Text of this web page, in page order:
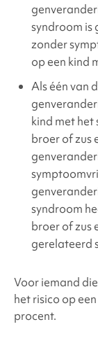
syndroom is
zonder
op een kind
Als één van
kind met
broer of zus
syndroom
broer of zus
gerelateerd
Voor iemand die
het risico op
procent.